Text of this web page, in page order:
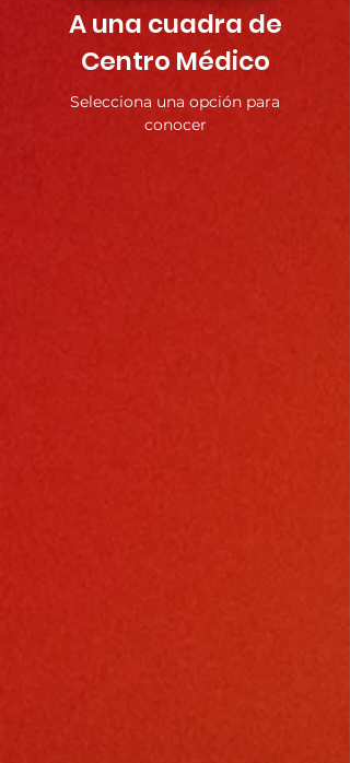
A una cuadra de
Centro Médico
Selecciona una opción para
conocer